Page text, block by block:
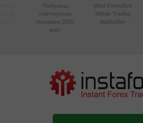
Найкраща
партнерська
програма 2020
року
Most Innovative
Mobile Trading
Application